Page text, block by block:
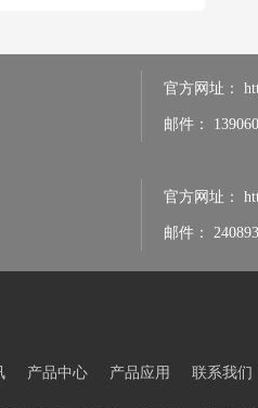
官方网址：
邮件：
官方网址：
邮件：
产品中心 产品应用 联系我们